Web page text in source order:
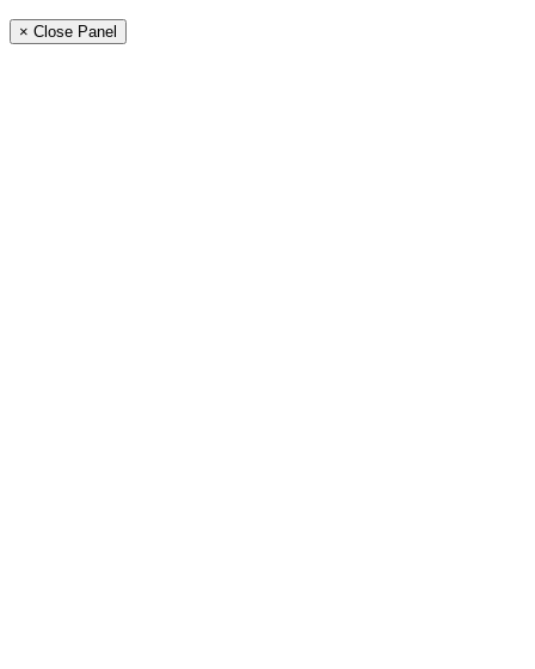
× Close Panel